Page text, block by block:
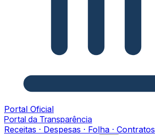
Portal Oficial
Portal da Transparência
Receitas · Despesas · Folha · Contratos